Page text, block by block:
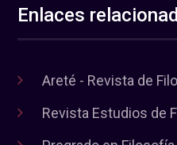
Enlaces
Areté - Revista de
Revista Estudios de